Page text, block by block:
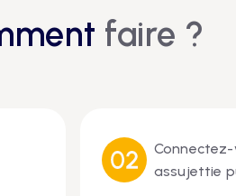
faire ?
assujettie